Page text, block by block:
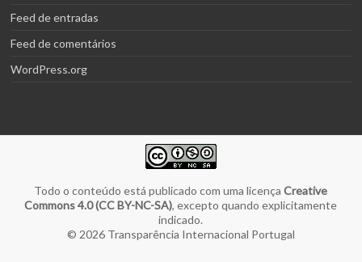
Feed de entradas
Feed de comentários
WordPress.org
Todo o conteúdo está publicado com uma licençaCreative
Commons 4.0 (CC BY-NC-SA), excepto quando explicitamente
indicado.
© 2026 Transparência Internacional Portugal